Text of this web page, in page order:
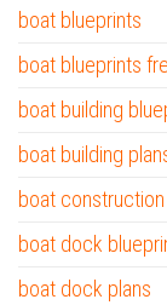
boat blueprints
boat blueprints
boat building
boat building
boat
boat dock
boat dock plans